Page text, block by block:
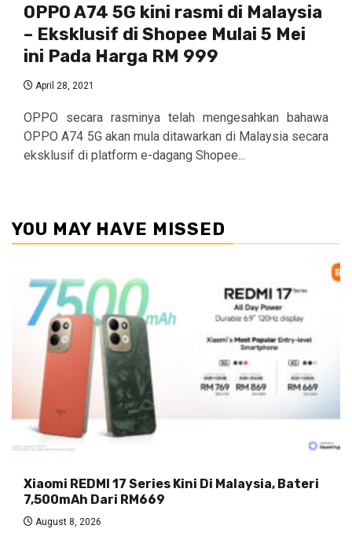
OPPO A74 5G kini rasmi di Malaysia
– Eksklusif di Shopee Mulai 5 Mei
ini Pada Harga RM 999
April 28, 2021
OPPO secara rasminya telah mengesahkan bahawa
OPPO A74 5G akan mula ditawarkan di Malaysia secara
eksklusif di platform e-dagang Shopee...
YOU MAY HAVE MISSED
Xiaomi REDMI 17 Series Kini Di Malaysia, Bateri
7,500mAh Dari RM669
August 8, 2026